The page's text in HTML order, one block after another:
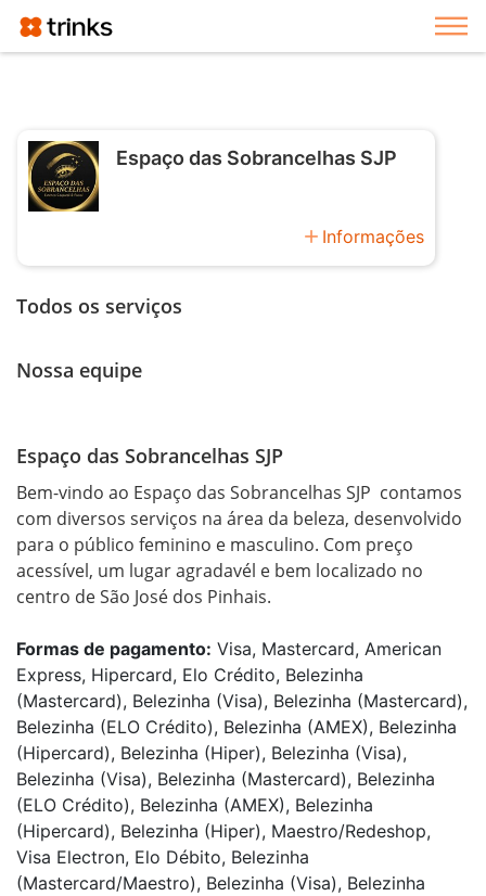
Espaço das Sobrancelhas SJP
add Informações
Todos os serviços
Nossa equipe
Espaço das Sobrancelhas SJP
Bem-vindo ao Espaço das Sobrancelhas SJP  contamos
com diversos serviços na área da beleza, desenvolvido
para o público feminino e masculino. Com preço
acessível, um lugar agradavél e bem localizado no
centro de São José dos Pinhais.
Formas de pagamento: Visa, Mastercard, American
Express, Hipercard, Elo Crédito, Belezinha
(Mastercard), Belezinha (Visa), Belezinha (Mastercard),
Belezinha (ELO Crédito), Belezinha (AMEX), Belezinha
(Hipercard), Belezinha (Hiper), Belezinha (Visa),
Belezinha (Visa), Belezinha (Mastercard), Belezinha
(ELO Crédito), Belezinha (AMEX), Belezinha
(Hipercard), Belezinha (Hiper), Maestro/Redeshop,
Visa Electron, Elo Débito, Belezinha
(Mastercard/Maestro), Belezinha (Visa), Belezinha